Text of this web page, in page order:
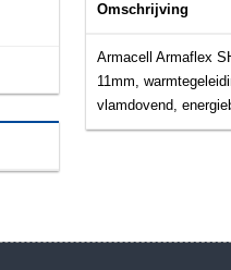
Omschrijving
Armacell Armaflex
11mm,
vlamdovend,